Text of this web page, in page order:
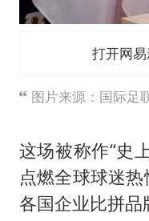
打开网
图片来源：国际足
这场被称作“史
点燃全球球迷
各国企业比拼品